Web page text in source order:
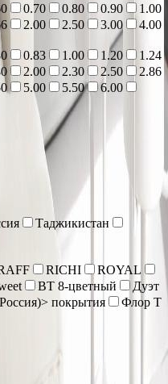
0.70 0.80 0.90
1.00
2.00 2.50 3.00 4.00
0.83 1.00 1.20
1.24
2.00 2.30 2.50
2.86
5.00 5.50
6.00
Таджикистан
RICHI
ROYAL
ВТ 8-цветный
Дуэт
покрытия
Флор Т